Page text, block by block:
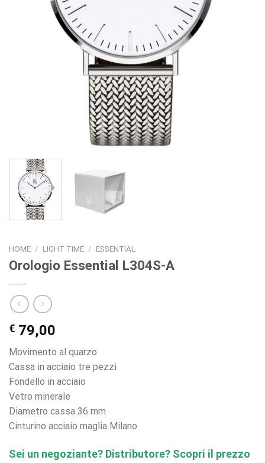
HOME / LIGHT TIME / ESSENTIAL
Orologio Essential L304S-A
€ 79,00
Movimento al quarzo
Cassa in acciaio tre pezzi
Fondello in acciaio
Vetro minerale
Diametro cassa 36 mm
Cinturino acciaio maglia Milano
Sei un negoziante? Distributore? Scopri il prezzo